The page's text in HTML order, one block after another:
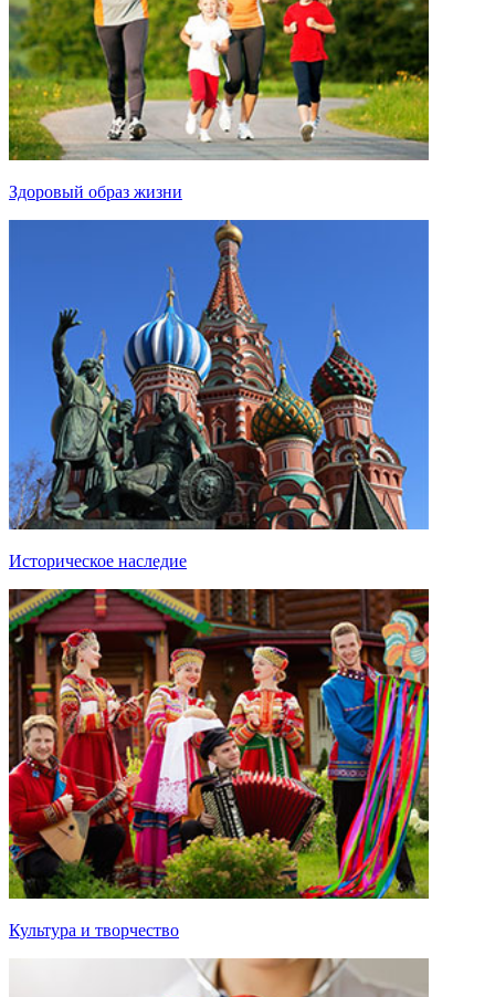
Здоровый образ жизни
Историческое наследие
Культура и творчество